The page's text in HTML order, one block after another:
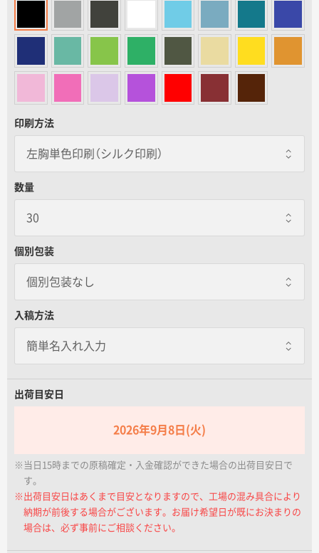
再注文について
印刷方法
数量
個別包装
個別包装なし
一枚あたり+85.00円 / 3日出荷
1枚ずつOPP袋にいれてお届けします。
入稿方法
出荷目安日
2026年9月8日(火)
※当日15時までの原稿確定・入金確認ができた場合の出荷目安日で
す。
※出荷目安日はあくまで目安となりますので、工場の混み具合により
納期が前後する場合がございます。お届け希望日が既にお決まりの
場合は、必ず事前にご相談ください。